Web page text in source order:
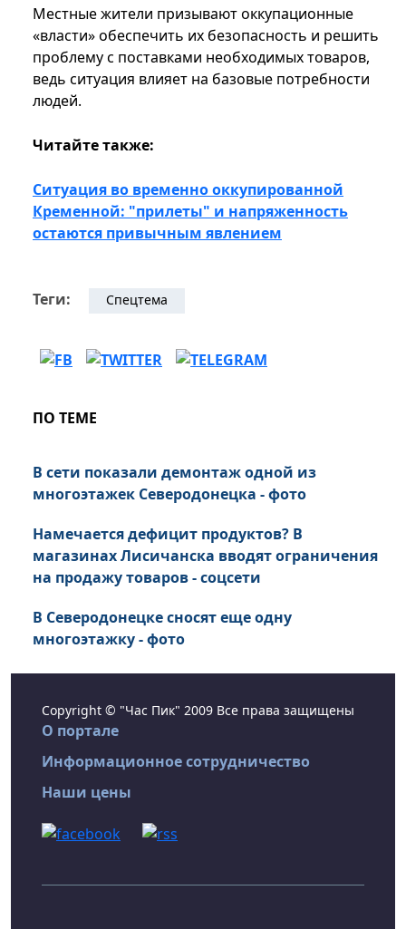
Местные жители призывают оккупационные
«власти» обеспечить их безопасность и решить
проблему с поставками необходимых товаров,
ведь ситуация влияет на базовые потребности
людей.
Читайте также:
Ситуация во временно оккупированной
Кременной: "прилеты" и напряженность
остаются привычным явлением
Теги: Спецтема
ПО ТЕМЕ
В сети показали демонтаж одной из
многоэтажек Северодонецка - фото
Намечается дефицит продуктов? В
магазинах Лисичанска вводят ограничения
на продажу товаров - соцсети
В Северодонецке сносят еще одну
многоэтажку - фото
Copyright © "Час Пик" 2009 Все права защищены
О портале
Информационное сотрудничество
Наши цены